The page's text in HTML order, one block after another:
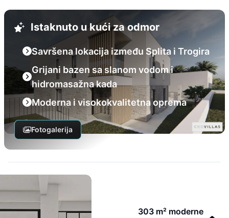
Istaknuto u kući za odmor
Savršena lokacija između Splita i Trogira
Grijani bazen sa slanom vodom i
hidromasažna kada
Moderna i visokokvalitetna oprema
Fotogalerija
303 m² moderne